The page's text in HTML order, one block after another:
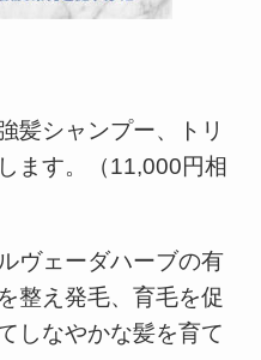
髪シャンプー、トリ
ます。（11,000円相
ヴェーダハーブの有
整え発毛、育毛を促
しなやかな髪を育て